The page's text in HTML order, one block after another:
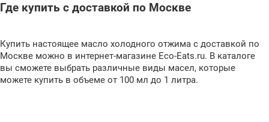
Где купить с доставкой по Москве
Купить настоящее масло холодного отжима с доставкой по
Москве можно в интернет-магазине Eco-Eats.ru. В каталоге
вы сможете выбрать различные виды масел, которые
можете купить в объеме от 100 мл до 1 литра.